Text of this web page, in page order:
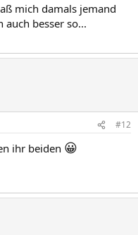
mich damals jemand
besser so...
#12
ihr beiden 😀